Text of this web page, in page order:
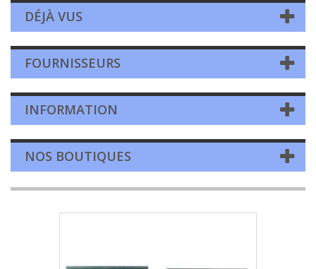
DÉJÀ VUS
FOURNISSEURS
INFORMATION
NOS BOUTIQUES